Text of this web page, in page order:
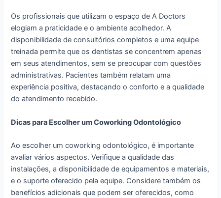
Os profissionais que utilizam o espaço de A Doctors
elogiam a praticidade e o ambiente acolhedor. A
disponibilidade de consultórios completos e uma equipe
treinada permite que os dentistas se concentrem apenas
em seus atendimentos, sem se preocupar com questões
administrativas. Pacientes também relatam uma
experiência positiva, destacando o conforto e a qualidade
do atendimento recebido.
Dicas para Escolher um Coworking Odontológico
Ao escolher um coworking odontológico, é importante
avaliar vários aspectos. Verifique a qualidade das
instalações, a disponibilidade de equipamentos e materiais,
e o suporte oferecido pela equipe. Considere também os
benefícios adicionais que podem ser oferecidos, como